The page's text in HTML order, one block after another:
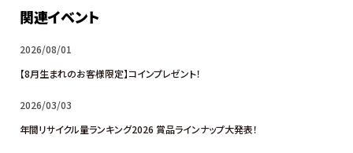
関連イベント
2026/08/01
【8月生まれのお客様限定】コインプレゼント！
2026/03/03
年間リサイクル量ランキング2026 賞品ラインナップ大発表！